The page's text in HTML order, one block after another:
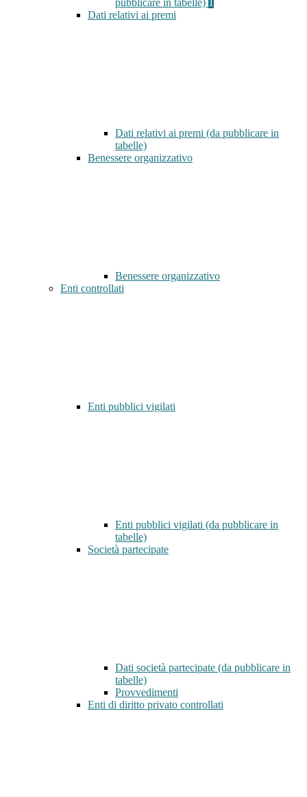
pubblicare in tabelle)
Dati relativi ai premi
Dati relativi ai premi (da pubblicare in
tabelle)
Benessere organizzativo
Benessere organizzativo
Enti controllati
Enti pubblici vigilati
Enti pubblici vigilati (da pubblicare in
tabelle)
Società partecipate
Dati società partecipate (da pubblicare in
tabelle)
Provvedimenti
Enti di diritto privato controllati